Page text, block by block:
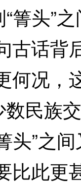
“箐头”
古话背
何况，
数民族
头”之
比此更